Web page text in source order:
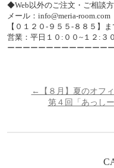
◆Web以外のご注文・ご相談方
メール：info@meria-room.com
【０１２０-９５５-８８５】
営業：平日１０:００~１２:３
ーーーーーーーーーーーーー
←【８月】夏のオフ
第４回「あっし